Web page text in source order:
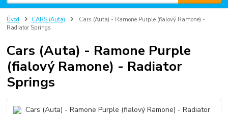
Úvod CARS (Auta)
Cars (Auta) - Ramone Purple (fialový Ramone) -
Radiator Springs
Cars (Auta) - Ramone Purple
(fialový Ramone) - Radiator
Springs